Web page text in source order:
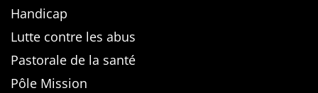
Handicap
Lutte contre les abus
Pastorale de la santé
Pôle Mission